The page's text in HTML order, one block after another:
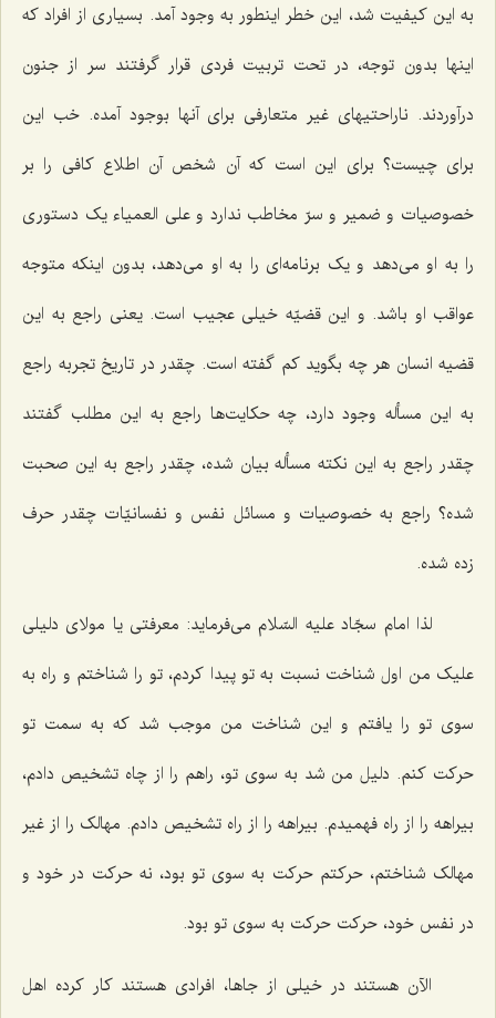
به این کیفیت شد، این خطر اینطور به وجود آمد. بسیاری از افراد که
اینها بدون توجه، در تحت تربیت فردی قرار گرفتند سر از جنون
درآوردند. ناراحتیهای غیر متعارفی برای آنها بوجود آمده. خب این
برای چیست؟ برای این است که آن شخص آن اطلاع کافی را بر
خصوصیات و ضمیر و سرّ مخاطب ندارد و علی العمیاء یک دستوری
را به او می‌دهد و یک برنامه‌ای را به او می‌دهد، بدون اینکه متوجه
عواقب او باشد. و این قضیّه خیلی عجیب است. یعنی راجع به این
قضیه انسان هر چه بگوید کم گفته‌ است. چقدر در تاریخ تجربه راجع
به این مسأله وجود دارد، چه حکایت‌ها راجع به این مطلب گفتند
چقدر راجع به این نکته مسأله بیان شده، چقدر راجع به این صحبت
شده؟ راجع به خصوصیات و مسائل نفس و نفسانیّات چقدر حرف
زده شده.
لذا امام سجّاد علیه السّلام می‌فرماید: معرفتی یا مولای دلیلی
علیک من اول شناخت نسبت به تو پیدا کردم، تو را شناختم و راه به
سوی تو را یافتم و این شناخت من موجب شد که به سمت تو
حرکت کنم. دلیل من شد به سوی تو، راهم را از چاه تشخیص دادم،
بیراهه را از راه فهمیدم. بیراهه را از راه تشخیص دادم. مهالک را از غیر
مهالک شناختم، حرکتم حرکت به سوی تو بود، نه حرکت در خود و
در نفس خود، حرکت حرکت به سوی تو بود.
الآن هستند در خیلی از جاها، افرادی هستند کار کرده اهل